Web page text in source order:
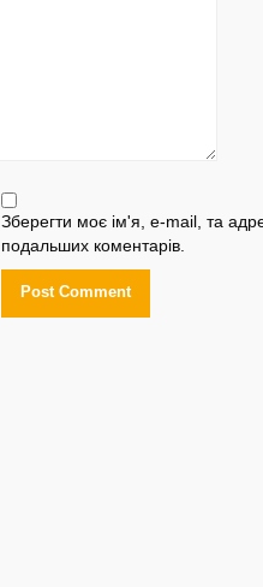
Зберегти моє ім'я, e-mail, та
подальших коментарів.